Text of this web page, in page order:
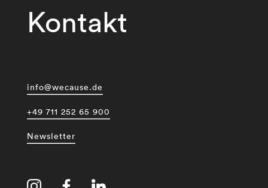
Kontakt
info@wecause.de
+49 711 252 65 900
Newsletter